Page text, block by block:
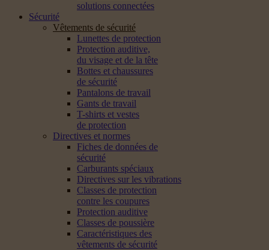
solutions connectées
Sécurité
Vêtements de sécurité
Lunettes de protection
Protection auditive,
du visage et de la tête
Bottes et chaussures
de sécurité
Pantalons de travail
Gants de travail
T-shirts et vestes
de protection
Directives et normes
Fiches de données de
sécurité
Carburants spéciaux
Directives sur les vibrations
Classes de protection
contre les coupures
Protection auditive
Classes de poussière
Caractéristiques des
vêtements de sécurité